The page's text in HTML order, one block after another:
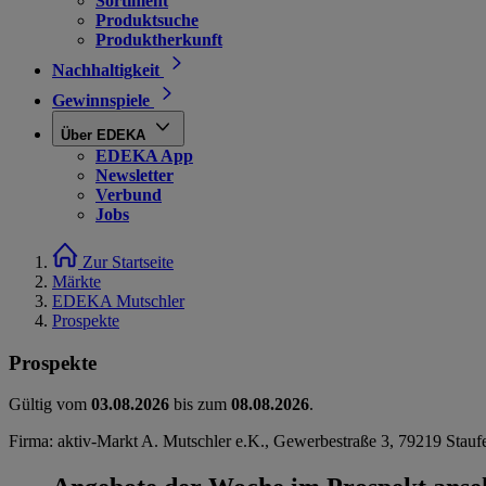
Produktsuche
Produktherkunft
Nachhaltigkeit
Gewinnspiele
Über EDEKA
EDEKA App
Newsletter
Verbund
Jobs
Zur Startseite
Märkte
EDEKA Mutschler
Prospekte
Prospekte
Gültig vom 03.08.2026 bis zum 08.08.2026.
Firma: aktiv-Markt A. Mutschler e.K., Gewerbestraße 3, 79219